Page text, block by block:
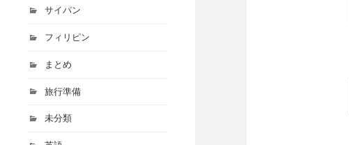
サイパン
フィリピン
まとめ
旅行準備
未分類